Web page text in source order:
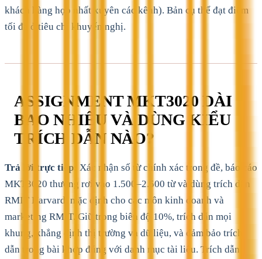
khách hàng hợp nhất xuyên các kênh). Bản cụ thể đạt điểm
tối đa ở tiêu chí khuyến nghị.
ASSIGNMENT MKT3020 DÀI
BAO NHIÊU VÀ DÙNG KIỂU
TRÍCH DẪN NÀO?
Trả lời trực tiếp: Xác nhận số từ chính xác trong đề, báo cáo
MKT3020 thường rơi vào 1.500–2.500 từ và dùng trích dẫn
RMIT Harvard, mặc định cho các môn kinh doanh và
marketing RMIT. Giữ trong biên độ 10%, trích dẫn mọi
khung, khẳng định thị trường và dữ liệu, và đảm bảo trích
dẫn trong bài khớp đúng với danh mục tài liệu. Trích dẫn